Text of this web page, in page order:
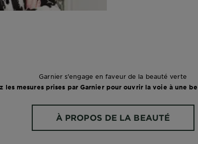
Garnier s'engage en faveur de la beauté verte
les mesures prises par Garnier pour ouvrir la voie à une
À PROPOS DE LA BEAUTÉ